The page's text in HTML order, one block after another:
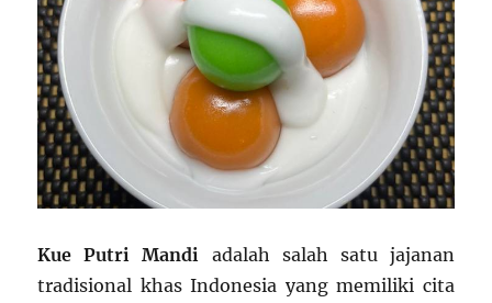
Kue Putri Mandi
adalah salah satu jajanan
tradisional khas Indonesia yang memiliki cita